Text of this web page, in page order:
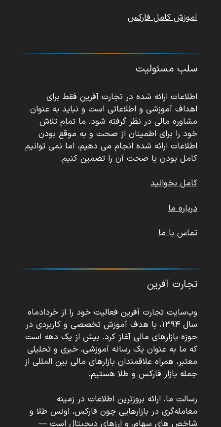
آموزش کامل فارکس
سلب مسئولیت
اطلاعات ارائه شده در تجارت آفرین فقط برای
اهداف آموزشی و اطلاعاتی است و نباید به عنوان
مشاوره مالی در نظر گرفته شود. ما تمام تلاش
خود را برای اطمینان از صحت و به موقع بودن
اطلاعات ارائه شده انجام می دهیم، اما نمی توانیم
کامل بودن یا صحت آن را تضمین کنیم.
کامل بخوانید
درباره ما
تماس با ما
تجارت آفرین
وب‌سایت تجارت آفرین فعالیت خود را از خردادماه
سال ۱۳۹۴، با هدف آموزش تخصصی و کاربردی در
حوزه بازارهای مالی آغاز کرد. بیش از یک دهه است
که ما به عنوان یک رسانه آموزشی، خبری و تحلیلی
معتبر، همراه علاقمندان بازارهای مالی بین المللی از
جمله بازار فارکس و طلا هستیم.
رسالت ما، ارائه بروزترین اطلاعات در زمینه
معامله‌گری در بازارهایی چون فارکس، اونس طلا و
شاخص های سهام، و ارزهای دیجیتال است —